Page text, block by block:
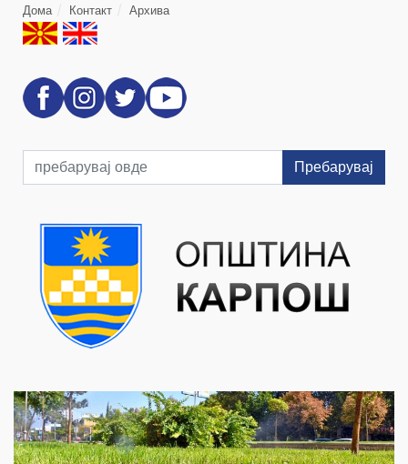
Дома Контакт Архива
Пребарувај